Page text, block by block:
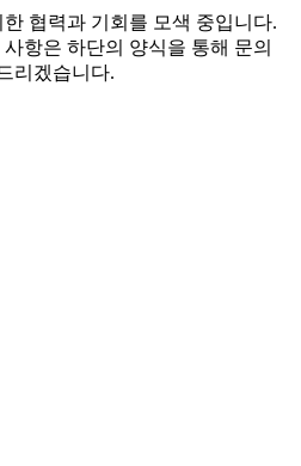
협력과 기회를 모색 중입니다.
항은 하단의 양식을 통해 문의
리겠습니다.